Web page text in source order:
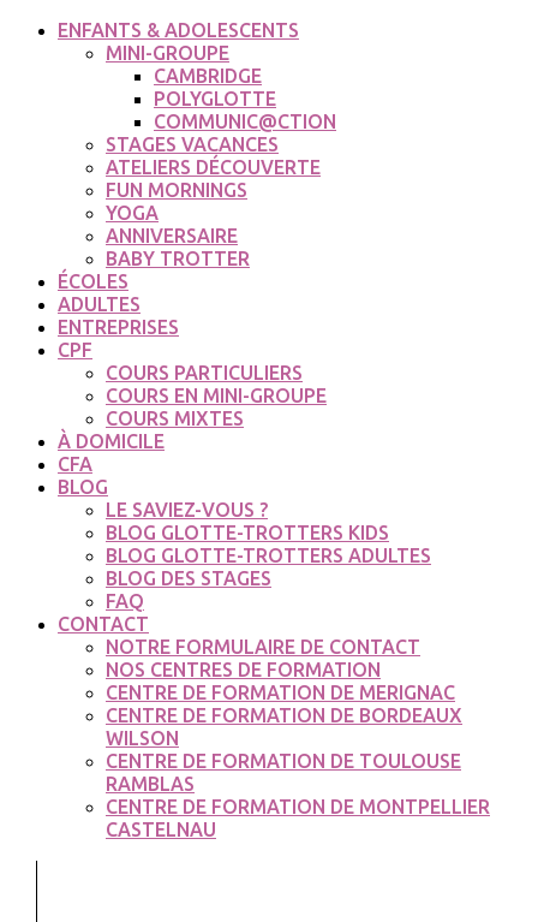
ENFANTS & ADOLESCENTS
MINI-GROUPE
CAMBRIDGE
POLYGLOTTE
COMMUNIC@CTION
STAGES VACANCES
ATELIERS DÉCOUVERTE
FUN MORNINGS
YOGA
ANNIVERSAIRE
BABY TROTTER
ÉCOLES
ADULTES
ENTREPRISES
CPF
COURS PARTICULIERS
COURS EN MINI-GROUPE
COURS MIXTES
À DOMICILE
CFA
BLOG
LE SAVIEZ-VOUS ?
BLOG GLOTTE-TROTTERS KIDS
BLOG GLOTTE-TROTTERS ADULTES
BLOG DES STAGES
FAQ
CONTACT
NOTRE FORMULAIRE DE CONTACT
NOS CENTRES DE FORMATION
CENTRE DE FORMATION DE MERIGNAC
CENTRE DE FORMATION DE BORDEAUX
WILSON
CENTRE DE FORMATION DE TOULOUSE
RAMBLAS
CENTRE DE FORMATION DE MONTPELLIER
CASTELNAU